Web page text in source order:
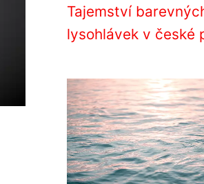
Tajemství
lysohlávek v české